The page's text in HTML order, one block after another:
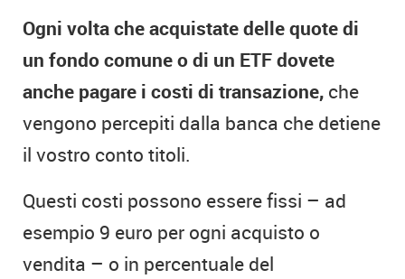
Ogni volta che acquistate delle quote di
un fondo comune o di un ETF dovete
anche pagare i costi di transazione, che
vengono percepiti dalla banca che detiene
il vostro conto titoli.
Questi costi possono essere fissi – ad
esempio 9 euro per ogni acquisto o
vendita – o in percentuale del